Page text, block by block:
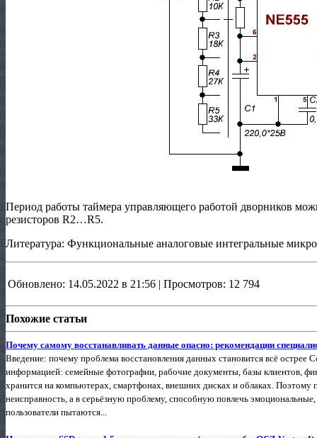
Период работы таймера управляющего работой дворников
резисторов R2…R5.
Литература: Функциональные аналоговые интегральные
Обновлено: 14.05.2022 в 21:56 | Просмотров: 12 794
Похожие статьи
Почему самому восстанавливать данные опасно: рекомендации
Введение: почему проблема восстановления данных становится всё острее
информацией: семейные фотографии, рабочие документы, базы клиентов,
хранится на компьютерах, смартфонах, внешних дисках и облаках.
неисправность, а в серьёзную проблему, способную повлечь
пользователи пытаются...